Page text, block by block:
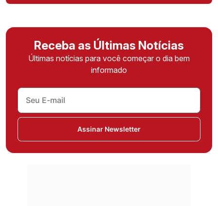
Receba as Últimas Notícias
Últimas notícias para você começar o dia bem
informado
Assinar Newsletter